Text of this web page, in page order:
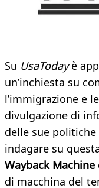
Su UsaTodayè
un’inchiesta su
l’immigrazione e
divulgazione di
delle sue
indagare su
Wayback
di macchina del